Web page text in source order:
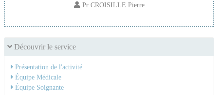
Pr CROISILLE Pierre
Découvrir le service
Présentation de l'activité
Équipe Médicale
Équipe Soignante